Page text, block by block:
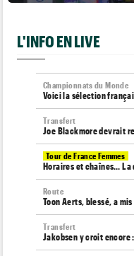
L'INFO EN LIVE
Championnats du Monde
Voici la sélection
Transfert
Joe Blackmore devrait
Tour de France Femmes
Horaires et chaînes… La
Route
Toon Aerts, blessé, a
Transfert
Jakobsen y croit encore